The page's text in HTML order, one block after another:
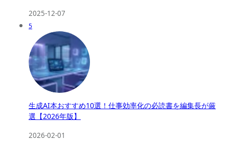
2025-12-07
5
生成AI本おすすめ10選！仕事効率化の必読書を編集長が厳
選【2026年版】
2026-02-01